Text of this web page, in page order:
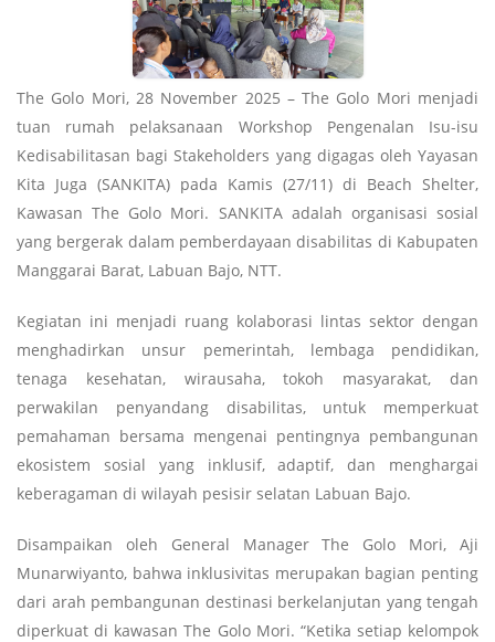
The Golo Mori, 28 November 2025 – The Golo Mori menjadi
tuan rumah pelaksanaan Workshop Pengenalan Isu-isu
Kedisabilitasan bagi Stakeholders yang digagas oleh Yayasan
Kita Juga (SANKITA) pada Kamis (27/11) di Beach Shelter,
Kawasan The Golo Mori. SANKITA adalah organisasi sosial
yang bergerak dalam pemberdayaan disabilitas di Kabupaten
Manggarai Barat, Labuan Bajo, NTT.
Kegiatan ini menjadi ruang kolaborasi lintas sektor dengan
menghadirkan unsur pemerintah, lembaga pendidikan,
tenaga kesehatan, wirausaha, tokoh masyarakat, dan
perwakilan penyandang disabilitas, untuk memperkuat
pemahaman bersama mengenai pentingnya pembangunan
ekosistem sosial yang inklusif, adaptif, dan menghargai
keberagaman di wilayah pesisir selatan Labuan Bajo.
Disampaikan oleh General Manager The Golo Mori, Aji
Munarwiyanto, bahwa inklusivitas merupakan bagian penting
dari arah pembangunan destinasi berkelanjutan yang tengah
diperkuat di kawasan The Golo Mori. “Ketika setiap kelompok